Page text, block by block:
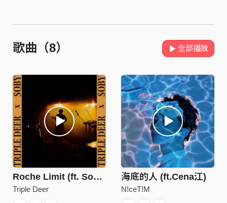
歌曲（8） 全部播放
Roche Limit (ft. Soby)
Triple Deer
海底的人 (ft.Cena江)
N!ceT!M